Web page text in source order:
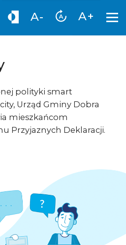
A- A+
polityki smart
Urząd Gminy Dobra
mieszkańcom
Przyjaznych Deklaracji.